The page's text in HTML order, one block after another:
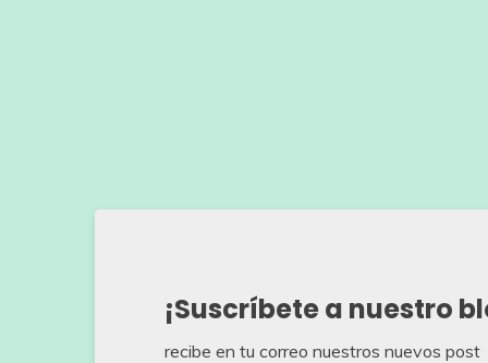
¡Suscríbete a nuestro
recibe en tu correo nuestros nuevos post